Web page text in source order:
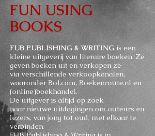
FUN USING
BOOKS
FUB PUBLISHING & WRITING is een
kleine uitgeverij van literaire boeken. Ze
geven boeken uit en verkopen ze
via verschillende verkoopkanalen,
waaronder Bol.com, Boekenroute.nl en
(online)boekhandel.
De uitgever is altijd op zoek
naar nieuwe uitdagingen om auteurs en
lezers, van jong tot oud, met elkaar te
verbinden.